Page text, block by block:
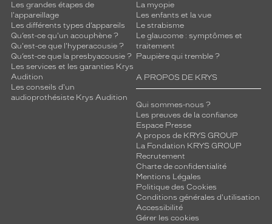
Les grandes étapes de
l'appareillage
Les différents types d’appareils
Qu’est-ce qu'un acouphène ?
Qu'est-ce que l'hyperacousie ?
Qu’est-ce que la presbyacousie ?
Les services et les garanties Krys
Audition
Les conseils d'un
audioprothésiste Krys Audition
La myopie
Les enfants et la vue
Le strabisme
Le glaucome : symptômes et
traitement
Paupière qui tremble ?
A PROPOS DE KRYS
Qui sommes-nous ?
Les preuves de la confiance
Espace Presse
A propos de KRYS GROUP
La Fondation KRYS GROUP
Recrutement
Charte de confidentialité
Mentions Légales
Politique des Cookies
Conditions générales d'utilisation
Accessibilité
Gérer les cookies